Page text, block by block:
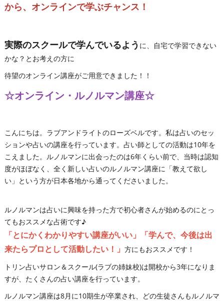
から、オンラインで学ぶチャンス！
実際のスクールで学んでいるよう に、自宅で学習できない
かな？とお考えの方に
待望のオンライン講座がご用意できました！！
☆オンライン・ルノルマン講座☆
こんにちは。ラブアンドライトのローズベルです。私は占いのセッ
ションや占いの講座を行っています。占い師としての活動は10年を
こえました。ルノルマンに出会ったのは6年くらい前で、当時は認知
度がほぼなく、全く新しい占いのルノルマン講座に「教えて欲し
い」という方が日本各地から通ってくださいました。
ルノルマンは占いに興味を持った方で初心者さんが始めるのにとっ
てもおススメな占術です♪
「とにかくわかりやすい講座がいい」「学んで、今後は出
来たらプロとして活動したい！」 方にもおススメです！
トリン占いサロン＆スクール(ラブの姉妹校)は開校から3年になりま
すが、たくさんの占い講座を行っています。
ルノルマン講座は8月に10期生が卒業され、どの生徒さんもルノルマ